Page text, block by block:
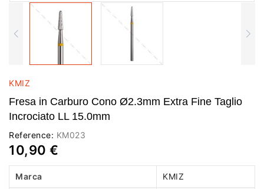
KMIZ
Fresa in Carburo Cono Ø2.3mm Extra Fine Taglio
Incrociato LL 15.0mm
Reference: KM023
10,90 €
Marca KMIZ